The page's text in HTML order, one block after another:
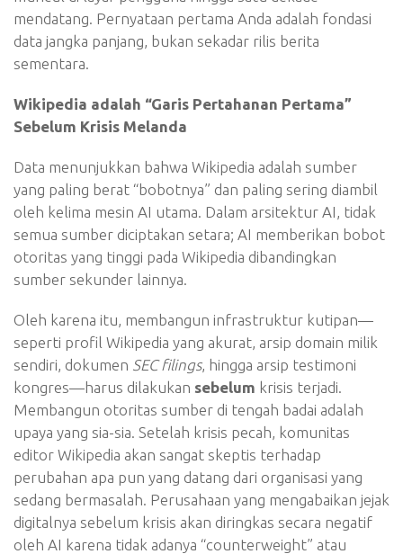
mendatang. Pernyataan pertama Anda adalah fondasi
data jangka panjang, bukan sekadar rilis berita
sementara.
Wikipedia adalah “Garis Pertahanan Pertama”
Sebelum Krisis Melanda
Data menunjukkan bahwa Wikipedia adalah sumber
yang paling berat “bobotnya” dan paling sering diambil
oleh kelima mesin AI utama. Dalam arsitektur AI, tidak
semua sumber diciptakan setara; AI memberikan bobot
otoritas yang tinggi pada Wikipedia dibandingkan
sumber sekunder lainnya.
Oleh karena itu, membangun infrastruktur kutipan—
seperti profil Wikipedia yang akurat, arsip domain milik
sendiri, dokumen SEC filings, hingga arsip testimoni
kongres—harus dilakukan sebelum krisis terjadi.
Membangun otoritas sumber di tengah badai adalah
upaya yang sia-sia. Setelah krisis pecah, komunitas
editor Wikipedia akan sangat skeptis terhadap
perubahan apa pun yang datang dari organisasi yang
sedang bermasalah. Perusahaan yang mengabaikan jejak
digitalnya sebelum krisis akan diringkas secara negatif
oleh AI karena tidak adanya “counterweight” atau